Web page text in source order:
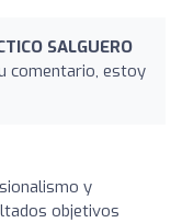
SALGUERO
comentario, estoy
y
objetivos